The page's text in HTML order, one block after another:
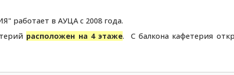
работает в АУЦА с 2008 года.
расположен на 4 этаже. С балкона кафетерия